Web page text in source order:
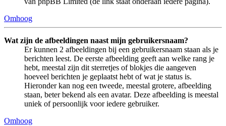
Omhoog
Wat zijn de afbeeldingen naast mijn gebruikersnaam?
Er kunnen 2 afbeeldingen bij een gebruikersnaam staan als je
berichten leest. De eerste afbeelding geeft aan welke rang je
hebt, meestal zijn dit sterretjes of blokjes die aangeven
hoeveel berichten je geplaatst hebt of wat je status is.
Hieronder kan nog een tweede, meestal grotere, afbeelding
staan, beter bekend als een avatar. Deze afbeelding is meestal
uniek of persoonlijk voor iedere gebruiker.
Omhoog